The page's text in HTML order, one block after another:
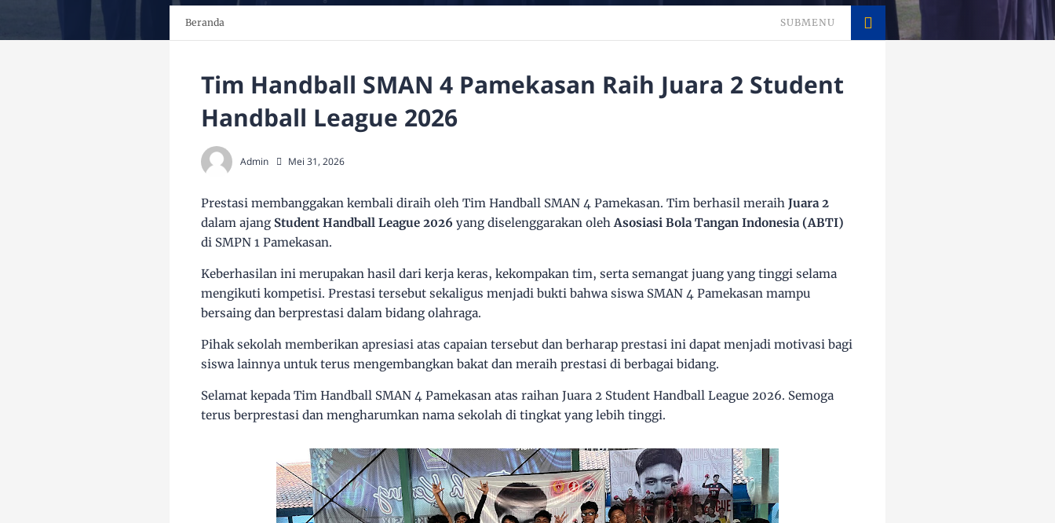
Beranda SUBMENU
Tim Handball SMAN 4 Pamekasan Raih Juara 2 Student
Handball League 2026
Admin Mei 31, 2026
Prestasi membanggakan kembali diraih oleh Tim Handball SMAN 4 Pamekasan. Tim berhasil meraih Juara 2
dalam ajang Student Handball League 2026 yang diselenggarakan olehAsosiasi Bola Tangan Indonesia (ABTI)
di SMPN 1 Pamekasan.
Keberhasilan ini merupakan hasil dari kerja keras, kekompakan tim, serta semangat juang yang tinggi selama
mengikuti kompetisi. Prestasi tersebut sekaligus menjadi bukti bahwa siswa SMAN 4 Pamekasan mampu
bersaing dan berprestasi dalam bidang olahraga.
Pihak sekolah memberikan apresiasi atas capaian tersebut dan berharap prestasi ini dapat menjadi motivasi bagi
siswa lainnya untuk terus mengembangkan bakat dan meraih prestasi di berbagai bidang.
Selamat kepada Tim Handball SMAN 4 Pamekasan atas raihan Juara 2 Student Handball League 2026. Semoga
terus berprestasi dan mengharumkan nama sekolah di tingkat yang lebih tinggi.